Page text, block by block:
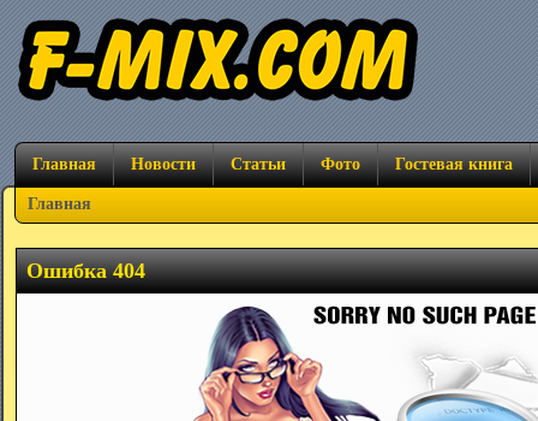
Главная Новости Статьи Фото Гостевая книга
Главная
Ошибка 404